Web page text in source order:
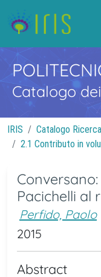
Catalogo
IRIS Catalogo Ricerca
2.1 Contributo in
Pacichelli al
Perfido, Paolo
2015
Abstract